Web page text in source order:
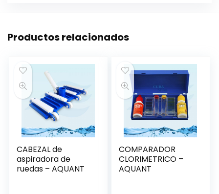
Productos relacionados
CABEZAL de
aspiradora de
ruedas – AQUANT
COMPARADOR
CLORIMETRICO –
AQUANT